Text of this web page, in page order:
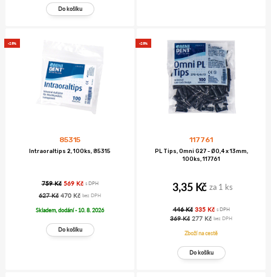
-25%
85315
Intraoraltips 2, 100ks, 85315
759 Kč 569 Kč s DPH
627 Kč 470 Kč bez DPH
Skladem, dodání - 10. 8. 2026
-25%
117761
PL Tips, Omni G27 - Ø0,4 x 13mm,
100ks, 117761
3,35 Kč za 1 ks
446 Kč 335 Kč s DPH
369 Kč 277 Kč bez DPH
Zboží na cestě